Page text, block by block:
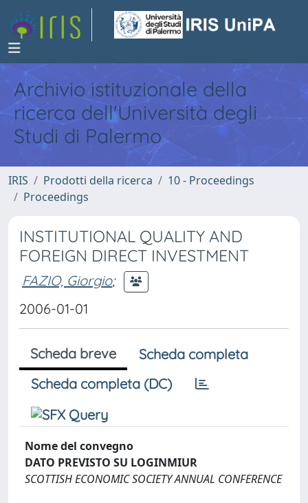
Archivio istituzionale della
ricerca dell'Università degli
Studi di Palermo
IRIS Prodotti della ricerca
10 - Proceedings
Proceedings
INSTITUTIONAL QUALITY AND
FOREIGN DIRECT INVESTMENT
FAZIO, Giorgio;
2006-01-01
Scheda breve
Scheda completa
Scheda completa (DC)
Nome del convegno
DATO PREVISTO SU LOGINMIUR
SCOTTISH ECONOMIC SOCIETY ANNUAL CONFERENCE